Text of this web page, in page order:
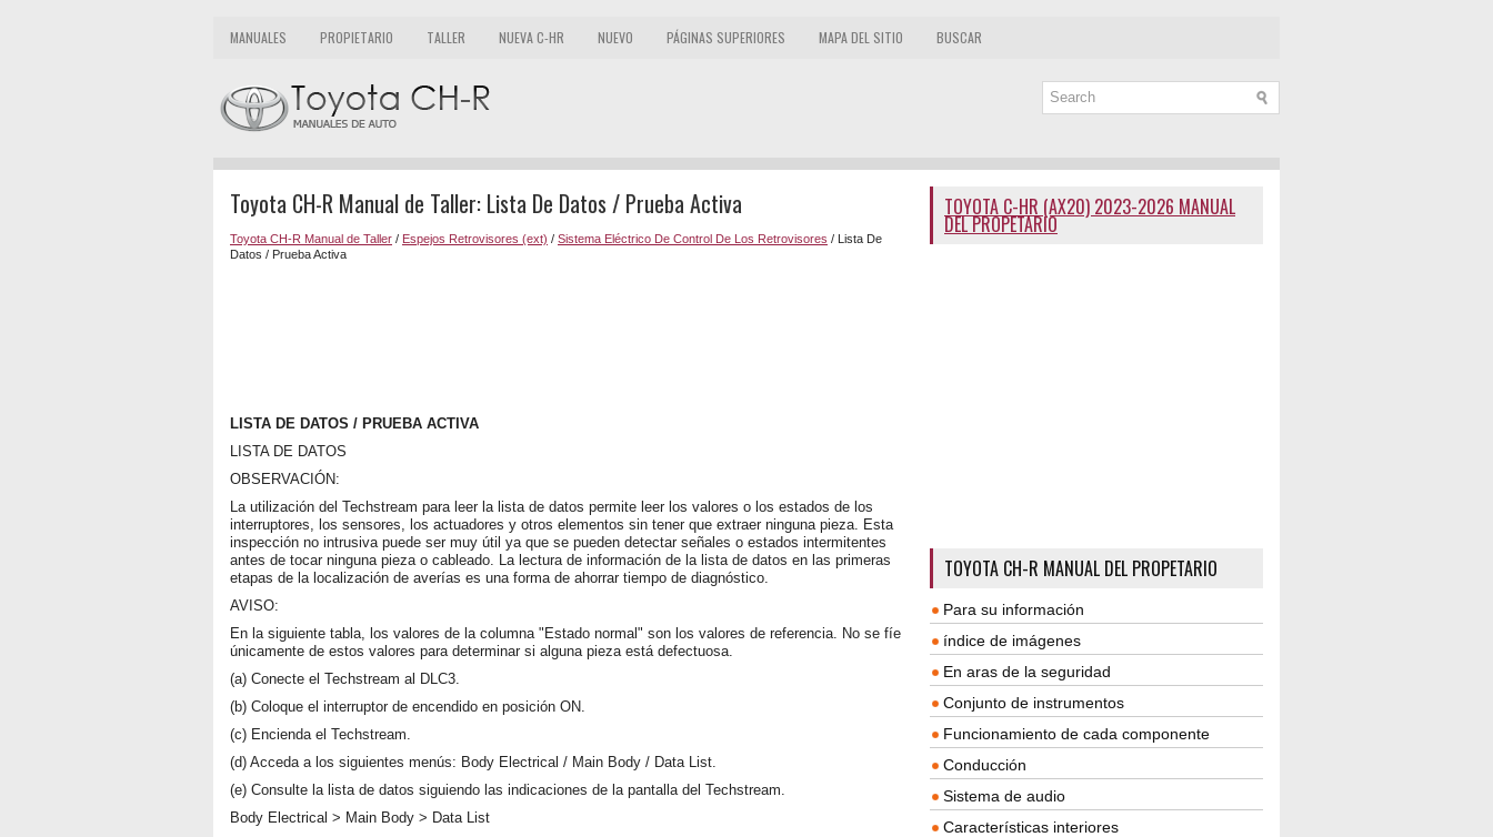
MANUALES PROPIETARIO TALLER NUEVA C-HR NUEVO PÁGINAS SUPERIORES MAPA DEL SITIO BUSCAR
Toyota CH-R Manual de Taller: Lista De Datos / Prueba Activa
Toyota CH-R Manual de Taller / Espejos Retrovisores (ext) / Sistema Eléctrico De Control De Los Retrovisores / Lista De
Datos / Prueba Activa
LISTA DE DATOS / PRUEBA ACTIVA
LISTA DE DATOS
OBSERVACIÓN:
La utilización del Techstream para leer la lista de datos permite leer los valores o los estados de los
interruptores, los sensores, los actuadores y otros elementos sin tener que extraer ninguna pieza. Esta
inspección no intrusiva puede ser muy útil ya que se pueden detectar señales o estados intermitentes
antes de tocar ninguna pieza o cableado. La lectura de información de la lista de datos en las primeras
etapas de la localización de averías es una forma de ahorrar tiempo de diagnóstico.
AVISO:
En la siguiente tabla, los valores de la columna "Estado normal" son los valores de referencia. No se fíe
únicamente de estos valores para determinar si alguna pieza está defectuosa.
(a) Conecte el Techstream al DLC3.
(b) Coloque el interruptor de encendido en posición ON.
(c) Encienda el Techstream.
(d) Acceda a los siguientes menús: Body Electrical / Main Body / Data List.
(e) Consulte la lista de datos siguiendo las indicaciones de la pantalla del Techstream.
Body Electrical > Main Body > Data List
TOYOTA C-HR (AX20) 2023-2026 MANUAL
DEL PROPETARIO
TOYOTA CH-R MANUAL DEL PROPETARIO
Para su información
índice de imágenes
En aras de la seguridad
Conjunto de instrumentos
Funcionamiento de cada componente
Conducción
Sistema de audio
Características interiores